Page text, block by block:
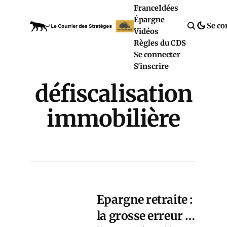
FranceIdées
Épargne
Vidéos
Règles du CDS
Se connecter
S'inscrire
Se
défiscalisation
immobilière
Epargne retraite :
la grosse erreur à